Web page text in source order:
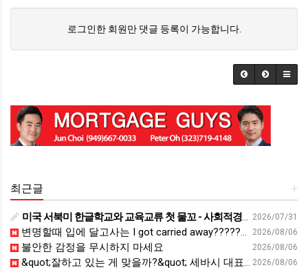
로그인한 회원만 댓글 등록이 가능합니다.
+
최근글
2026/07/31
미국 서북미 한글학교와 교육교류 첫 물꼬 - 사회적경제뉴스
2026/08/06
변명할때 입에 달고사는 I got carried away????????
2026/08/06
불안한 감정을 무시하지 마세요
2026/08/06
&quot;잘하고 있는 게 맞을까?&quot; 세바시 대표가 비교 지옥에서 탈출한 방법 [#세바시45 에디토리얼 ep.2]